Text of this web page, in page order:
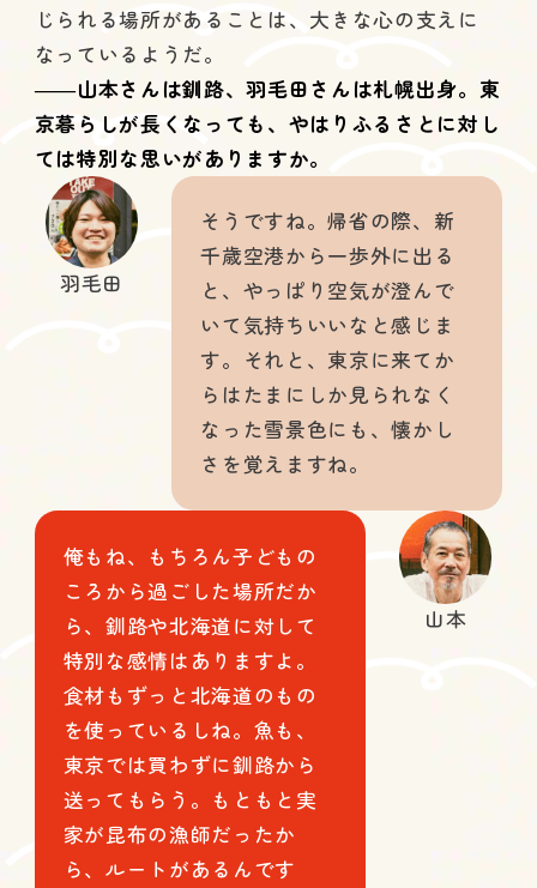
じられる場所があることは、大きな心の支えに
なっているようだ。
――山本さんは釧路、羽毛田さんは札幌出身。東
京暮らしが長くなっても、やはりふるさとに対し
ては特別な思いがありますか。
そうですね。帰省の際、新
千歳空港から一歩外に出る
と、やっぱり空気が澄んで
いて気持ちいいなと感じま
す。それと、東京に来てか
らはたまにしか見られなく
なった雪景色にも、懐かし
さを覚えますね。
羽毛田
俺もね、もちろん子どもの
ころから過ごした場所だか
ら、釧路や北海道に対して
特別な感情はありますよ。
食材もずっと北海道のもの
を使っているしね。魚も、
東京では買わずに釧路から
送ってもらう。もともと実
家が昆布の漁師だったか
ら、ルートがあるんです
山本